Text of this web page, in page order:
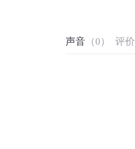
声音 （0） 评价